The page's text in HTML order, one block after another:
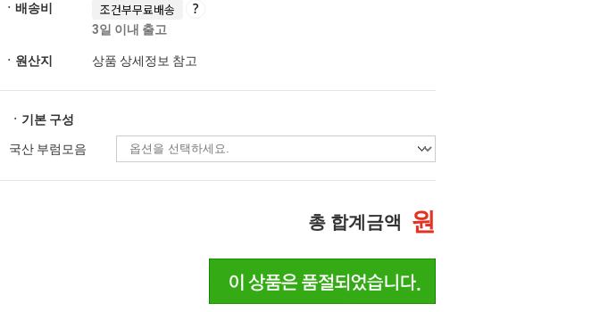
ㆍ배송비 조건부무료배송
3일 이내 출고
ㆍ원산지 상품 상세정보 참고
ㆍ기본 구성
국산 부럼모음
총 합계금액 원